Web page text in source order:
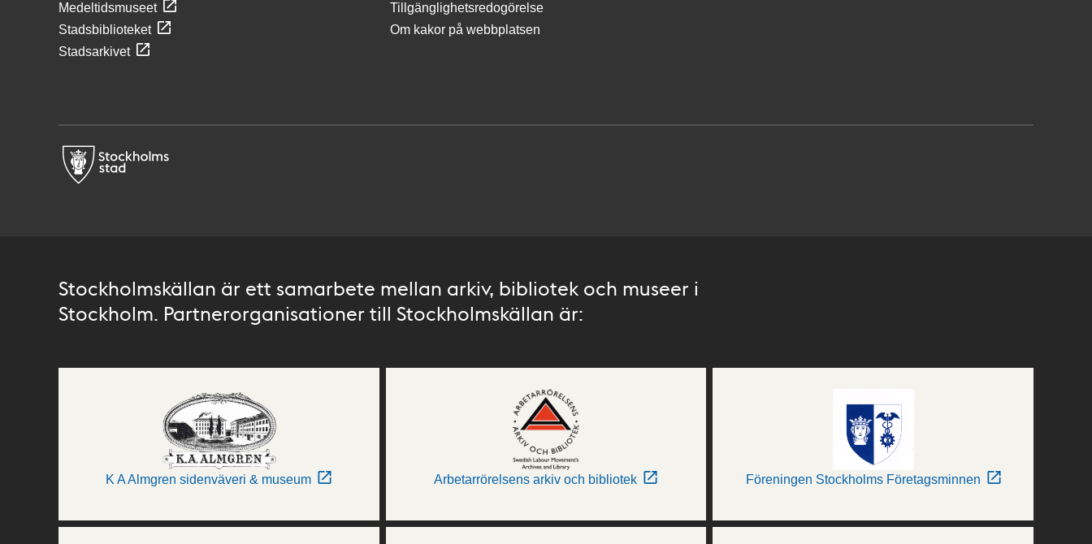
Medeltidsmuseet
Stadsbiblioteket
Stadsarkivet
Tillgänglighetsredogörelse
Om kakor på webbplatsen
Stockholmskällan är ett samarbete mellan arkiv, bibliotek och museer i
Stockholm. Partnerorganisationer till Stockholmskällan är:
K A Almgren sidenväveri & museum Arbetarrörelsens arkiv och bibliotek Föreningen Stockholms Företagsminnen